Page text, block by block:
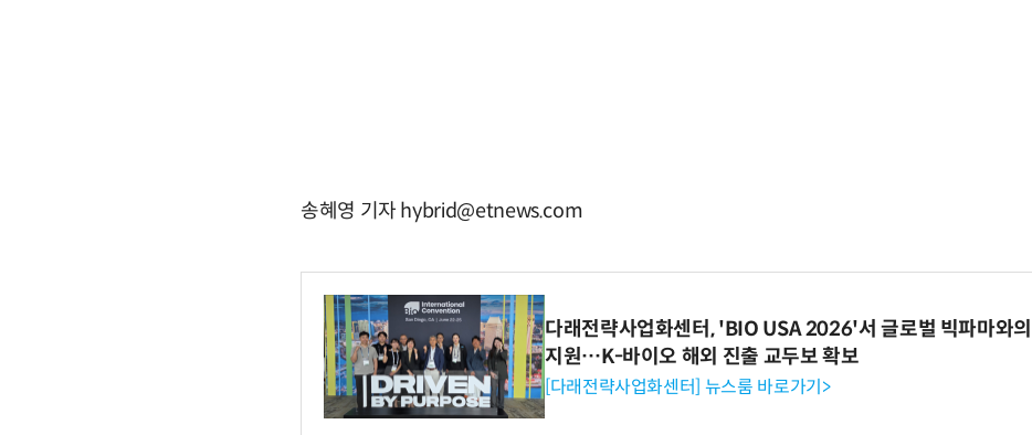
송혜영 기자 hybrid@etnews.com
다래전략사업화센터, 'BIO USA 2026'서 글로벌 빅파마와
지원…K-바이오 해외 진출 교두보 확보
[다래전략사업화센터] 뉴스룸 바로가기>